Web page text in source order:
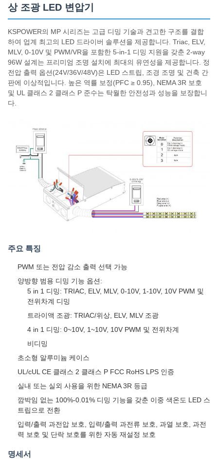
상 조광 LED 변압기
KSPOWER의 MP 시리즈는 고급 디밍 기술과 견고한 구조를 결합
하여 업계 최고의 LED 드라이버 솔루션을 제공합니다. Triac, ELV,
MLV, 0-10V 및 PWM/VR을 포함한 5-in-1 디밍 지원을 갖춘 2-way
96W 설계는 프리미엄 조명 설치에 최대의 유연성을 제공합니다. 정
전압 출력 옵션(24V/36V/48V)은 LED 스트립, 조경 조명 및 건축 간
판에 이상적입니다. 높은 역률 보정(PFC ≥ 0.95), NEMA 3R 보호
및 UL 클래스 2 클래스 P 준수는 탁월한 안전성과 성능을 보장합니
다.
주요 특징
PWM 또는 전압 감소 출력 선택 가능
양방향 범용 디밍 기능 옵션:
5 in 1 디밍: TRIAC, ELV, MLV, 0-10V, 1-10V, 10V PWM 및
전위차계 디밍
트라이액 조광: TRIAC/위상, ELV, MLV 조광
4 in 1 디밍: 0~10V, 1~10V, 10V PWM 및 전위차계
비디밍
초소형 알루미늄 케이스
UL/cUL CE 클래스 2 클래스 P FCC RoHS LPS 인증
실내 또는 실외 사용을 위한 NEMA 3R 등급
깜박임 없는 100%-0.01% 디밍 기능을 갖춘 이중 색온도 LED 스
트립으로 전환
입력/출력 과전압 보호, 입력/출력 과전류 보호, 과열 보호, 과전
력 보호 및 단락 보호를 위한 자동 재설정 보호
명세서